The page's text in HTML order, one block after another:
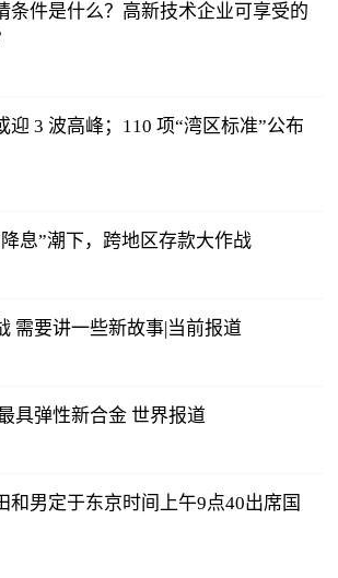
条件是什么？高新技术企业可享受的
迎 3 波高峰；110 项“湾区标准”公布
降息”潮下，跨地区存款大作战
需要讲一些新故事|当前报道
具弹性新合金 世界报道
和男定于东京时间上午9点40出席国